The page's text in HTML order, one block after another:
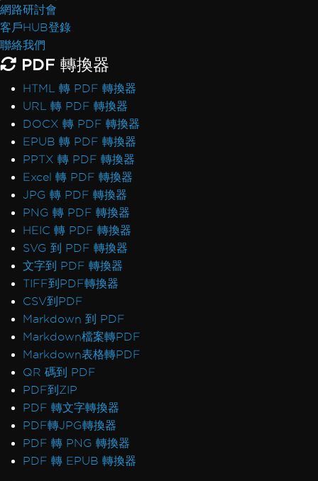
網路研討會
客戶HUB登錄
聯絡我們
PDF 轉換器
HTML 轉 PDF 轉換器
URL 轉 PDF 轉換器
DOCX 轉 PDF 轉換器
EPUB 轉 PDF 轉換器
PPTX 轉 PDF 轉換器
Excel 轉 PDF 轉換器
JPG 轉 PDF 轉換器
PNG 轉 PDF 轉換器
HEIC 轉 PDF 轉換器
SVG 到 PDF 轉換器
文字到 PDF 轉換器
TIFF到PDF轉換器
CSV到PDF
Markdown 到 PDF
Markdown檔案轉PDF
Markdown表格轉PDF
QR 碼到 PDF
PDF到ZIP
PDF 轉文字轉換器
PDF轉JPG轉換器
PDF 轉 PNG 轉換器
PDF 轉 EPUB 轉換器